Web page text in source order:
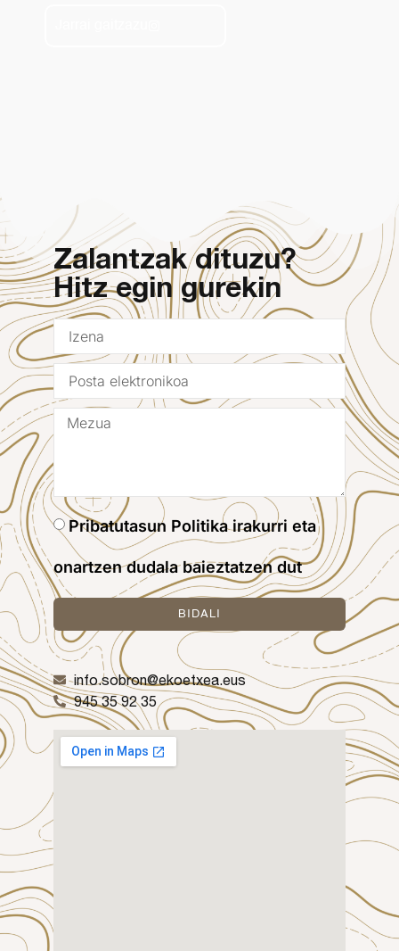
Zalantzak dituzu?
Hitz egin gurekin
Pribatutasun Politika irakurri eta
onartzen dudala baieztatzen dut
BIDALI
info.sobron@ekoetxea.eus
945 35 92 35